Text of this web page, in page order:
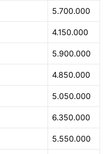
5.700.000
4.150.000
5.900.000
4.850.000
5.050.000
6.350.000
5.550.000